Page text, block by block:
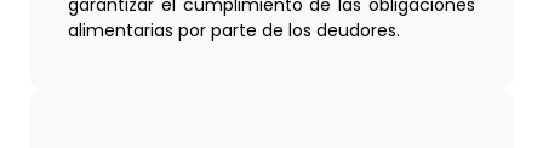
garantizar el cumplimiento de las obligaciones
alimentarias por parte de los deudores.